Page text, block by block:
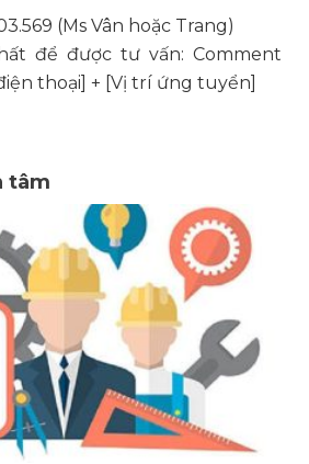
(Ms Vân hoặc Trang)
để được tư vấn: Comment
thoại] + [Vị trí ứng tuyển]
tâm